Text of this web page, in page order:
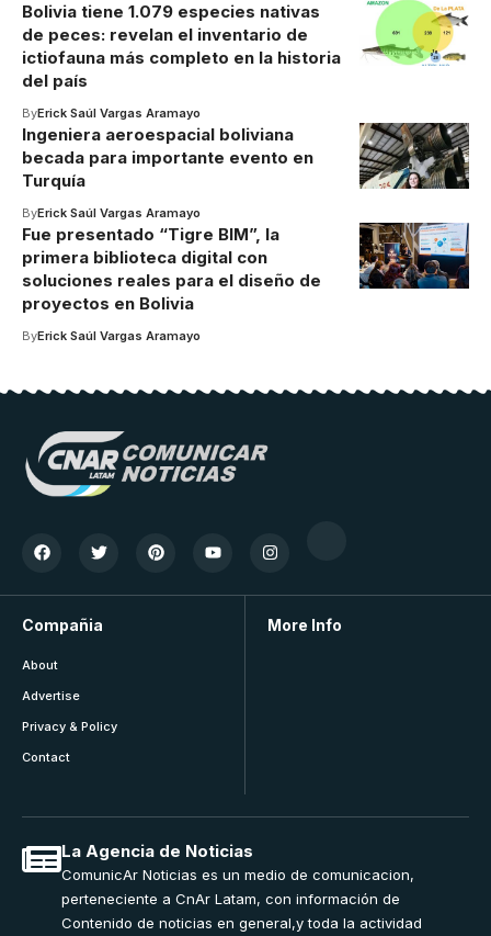
Bolivia tiene 1.079 especies nativas
de peces: revelan el inventario de
ictiofauna más completo en la historia
del país
ByErick Saúl Vargas Aramayo
Ingeniera aeroespacial boliviana
becada para importante evento en
Turquía
ByErick Saúl Vargas Aramayo
Fue presentado “Tigre BIM”, la
primera biblioteca digital con
soluciones reales para el diseño de
proyectos en Bolivia
ByErick Saúl Vargas Aramayo
Compañia
About
Advertise
Privacy & Policy
Contact
More Info
La Agencia de Noticias
ComunicAr Noticias es un medio de comunicacion,
perteneciente a CnAr Latam, con información de
Contenido de noticias en general,y toda la actividad